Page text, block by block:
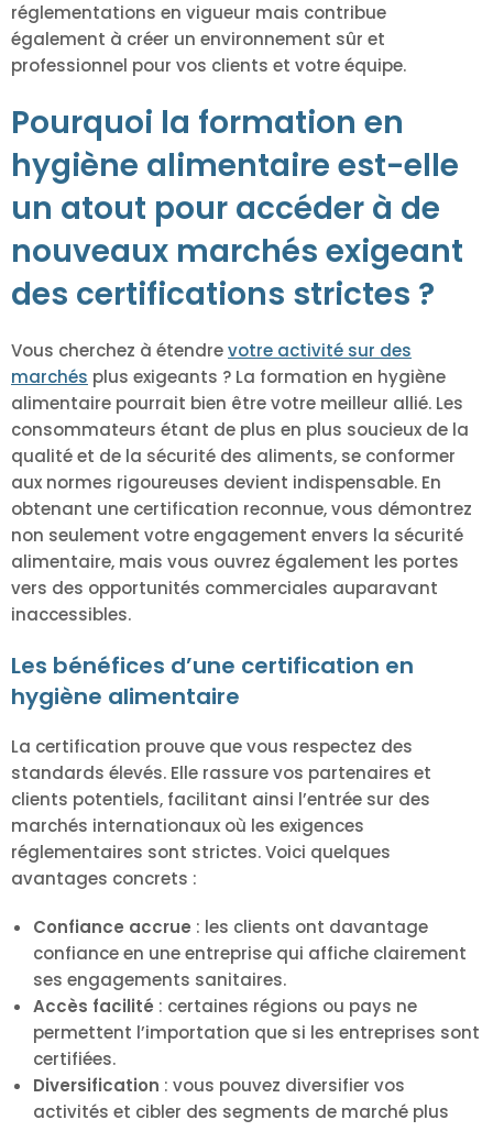
réglementations en vigueur mais contribue
également à créer un environnement sûr et
professionnel pour vos clients et votre équipe.
Pourquoi la formation en
hygiène alimentaire est-elle
un atout pour accéder à de
nouveaux marchés exigeant
des certifications strictes ?
Vous cherchez à étendrevotre activité sur des
marchés plus exigeants ? La formation en hygiène
alimentaire pourrait bien être votre meilleur allié. Les
consommateurs étant de plus en plus soucieux de la
qualité et de la sécurité des aliments, se conformer
aux normes rigoureuses devient indispensable. En
obtenant une certification reconnue, vous démontrez
non seulement votre engagement envers la sécurité
alimentaire, mais vous ouvrez également les portes
vers des opportunités commerciales auparavant
inaccessibles.
Les bénéfices d’une certification en
hygiène alimentaire
La certification prouve que vous respectez des
standards élevés. Elle rassure vos partenaires et
clients potentiels, facilitant ainsi l’entrée sur des
marchés internationaux où les exigences
réglementaires sont strictes. Voici quelques
avantages concrets :
Confiance accrue : les clients ont davantage
confiance en une entreprise qui affiche clairement
ses engagements sanitaires.
Accès facilité : certaines régions ou pays ne
permettent l’importation que si les entreprises sont
certifiées.
Diversification : vous pouvez diversifier vos
activités et cibler des segments de marché plus